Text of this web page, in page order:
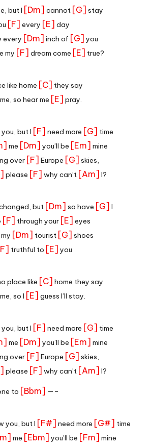
but I [Dm] cannot [G] stay
[F] every [E] day
every [Dm] inch of [G] you
my [F] dream come [E] true?
like home [C] they say
so hear me [E] pray.
but I [F] need more [G] time
me [Dm] you’ll be [Em] mine
over [F] Europe [G] skies,
please [F] why can’t [Am] I?
but [Dm] so have [G] I
[F] through your [E] eyes
[Dm] tourist [G] shoes
truthful to [E] you
place like [C] home they say
so I [E] guess I’ll stay.
but I [F] need more [G] time
me [Dm] you’ll be [Em] mine
over [F] Europe [G] skies,
please [F] why can’t [Am] I?
to [Bbm] —–
you, but I [F#] need more [G#] time
me [Ebm] you’ll be [Fm] mine